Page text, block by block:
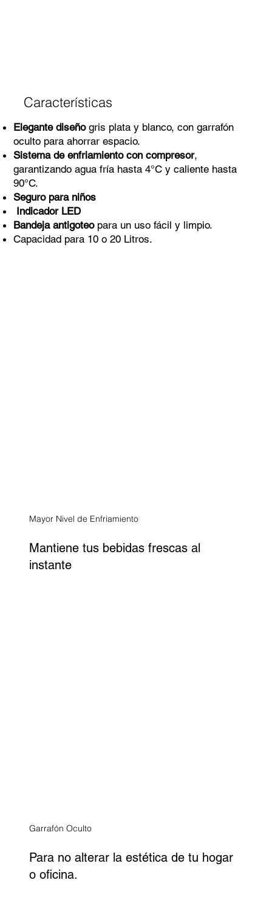
Mantiene tus bebidas frescas al
instante
Mayor Nivel de Enfriamiento
Para no alterar la estética de tu hogar
o oficina.
Garrafón Oculto
Características
Elegante diseñogris plata y blanco, con garrafón
oculto para ahorrar espacio.
Sistema de enfriamiento con compresor,
garantizando agua fría hasta 4°C y caliente hasta
90°C.
Seguro para niños
Indicador LED
Bandeja antigoteopara un uso fácil y limpio.
Capacidad para 10 o 20 Litros.